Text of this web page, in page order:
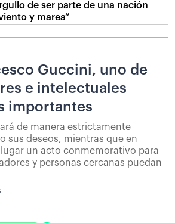
de ser parte de una nación
y marea”
Guccini, uno de
e intelectuales
importantes
de manera estrictamente
sus deseos, mientras que en
un acto conmemorativo para
y personas cercanas puedan